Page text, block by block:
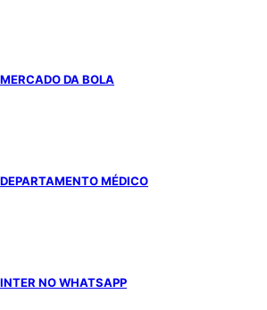
MERCADO DA BOLA
DEPARTAMENTO MÉDICO
INTER NO WHATSAPP